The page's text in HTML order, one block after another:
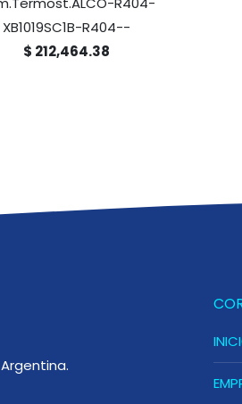
XB1019SC1B-R404--
$ 212,464.38